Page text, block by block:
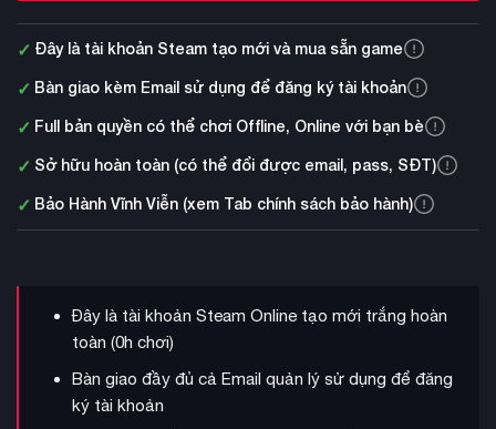
✓ Đây là tài khoản Steam tạo mới và mua sẵn game
✓ Bàn giao kèm Email sử dụng để đăng ký tài khoản
✓ Full bản quyền có thể chơi Offline, Online với bạn bè
✓ Sở hữu hoàn toàn (có thể đổi được email, pass, SĐT)
✓ Bảo Hành Vĩnh Viễn (xem Tab chính sách bảo hành)
Đây là tài khoản Steam Online tạo mới trắng hoàn
toàn (0h chơi)
Bàn giao đầy đủ cả Email quản lý sử dụng để đăng
ký tài khoản